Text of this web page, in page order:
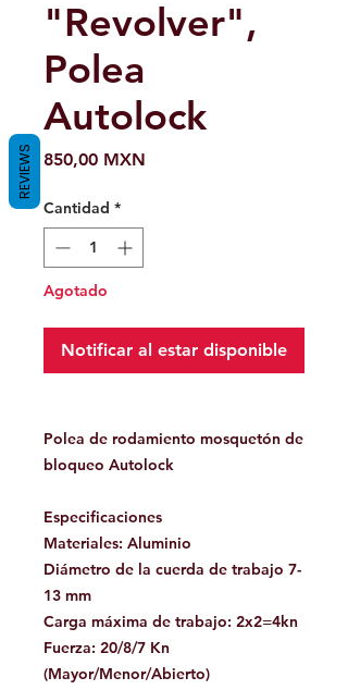
"Revolver",
Polea
Autolock
850,00 MXN
Cantidad *
Agotado
Notificar al estar disponible
Polea de rodamiento mosquetón de
bloqueo Autolock
Especificaciones
Materiales: Aluminio
Diámetro de la cuerda de trabajo 7-
13 mm
Carga máxima de trabajo: 2x2=4kn
Fuerza: 20/8/7 Kn
(Mayor/Menor/Abierto)
REVIEWS